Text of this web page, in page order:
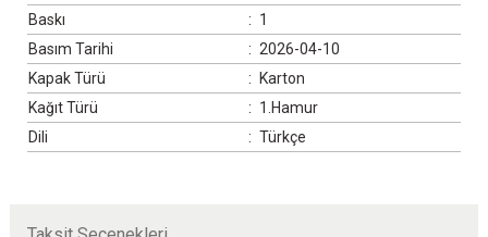
Baskı
: 1
Basım Tarihi
: 2026-04-10
Kapak Türü
:
Karton
Kağıt Türü
: 1.Hamur
Dili
: Türkçe